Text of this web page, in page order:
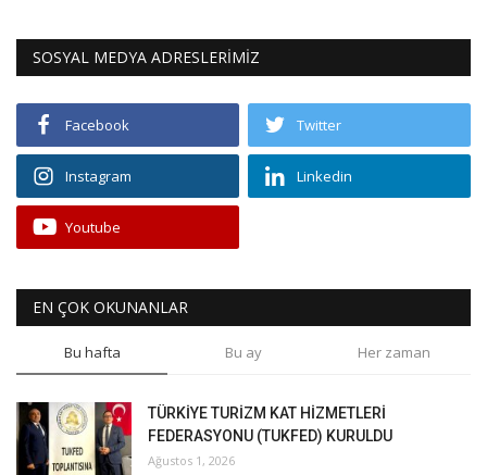
SOSYAL MEDYA ADRESLERİMİZ
Facebook Twitter
Instagram Linkedin
Youtube
EN ÇOK OKUNANLAR
Bu hafta Bu ay Her zaman
TÜRKİYE TURİZM KAT HİZMETLERİ
FEDERASYONU (TUKFED) KURULDU
Ağustos 1, 2026